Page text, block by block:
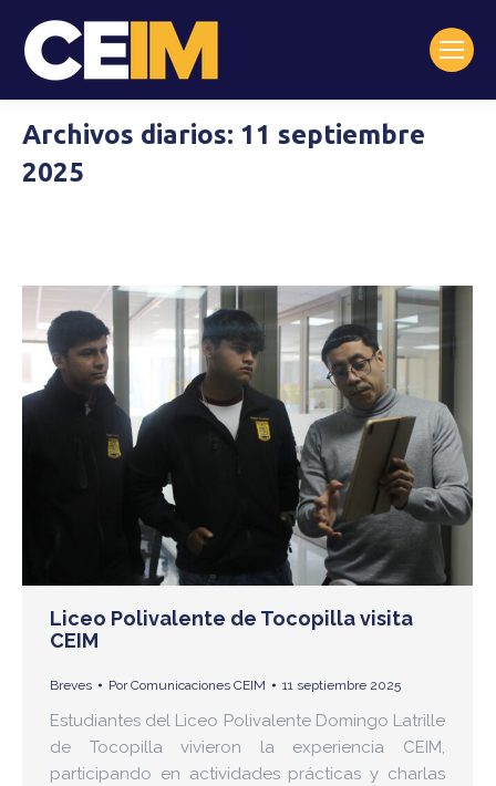
Archivos diarios: 11 septiembre
2025
Liceo Polivalente de Tocopilla visita
CEIM
Breves PorComunicaciones CEIM 11 septiembre 2025
Estudiantes del Liceo Polivalente Domingo Latrille
de Tocopilla vivieron la experiencia CEIM,
participando en actividades prácticas y charlas